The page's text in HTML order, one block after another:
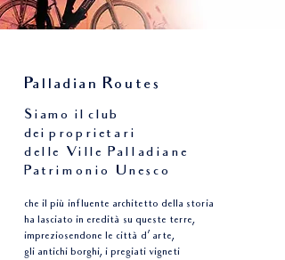
Palladian Routes
Siamo il club
deiproprietari
delle Ville Palladiane
Patrimonio Unesco
che il più influente architetto della storia
ha lasciato in eredità su queste terre,
impreziosendone le città d’ arte,
gli antichi borghi, i pregiati vigneti